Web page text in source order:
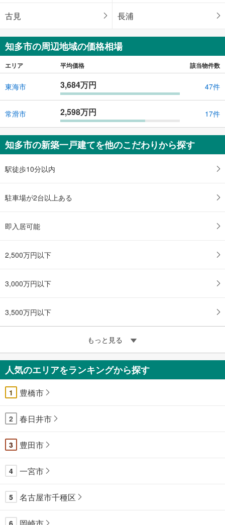
古見 長浦
知多市の周辺地域の価格相場
エリア 平均価格 該当物件数
東海市 3,684万円 47件
常滑市 2,598万円 17件
知多市の新築一戸建てを他のこだわりから探す
駅徒歩10分以内
駐車場が2台以上ある
即入居可能
2,500万円以下
3,000万円以下
3,500万円以下
もっと見る
人気のエリアをランキングから探す
1 豊橋市
2 春日井市
3 豊田市
4 一宮市
5 名古屋市千種区